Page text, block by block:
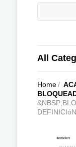
All
Home/